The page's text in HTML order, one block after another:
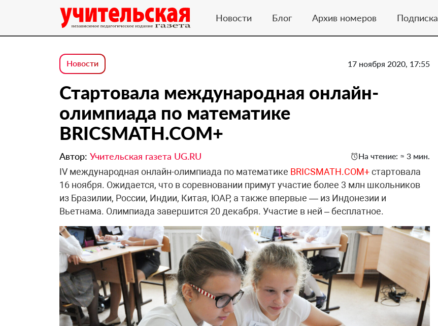
Новости Блог Архив номеров Подписка
Новости 17 ноября 2020, 17:55
Стартовала международная онлайн-
олимпиада по математике
BRICSMATH.COM+
Автор: Учительская газета UG.RU На чтение: ≈ 3 мин.
IV международная онлайн-олимпиада по математике BRICSMATH.COM+стартовала
16 ноября. Ожидается, что в соревновании примут участие более 3 млн школьников
из Бразилии, России, Индии, Китая, ЮАР, а также впервые — из Индонезии и
Вьетнама. Олимпиада завершится 20 декабря. Участие в ней – бесплатное.